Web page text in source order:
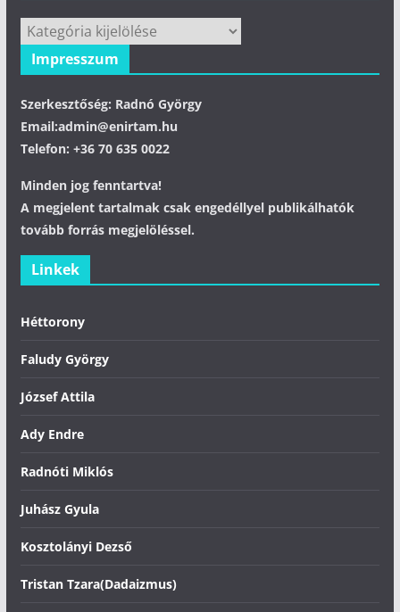
Kategóriák
Impresszum
Szerkesztőség: Radnó György
Email:admin@enirtam.hu
Telefon: +36 70 635 0022
Minden jog fenntartva!
A megjelent tartalmak csak engedéllyel publikálhatók
tovább forrás megjelöléssel.
Linkek
Héttorony
Faludy György
József Attila
Ady Endre
Radnóti Miklós
Juhász Gyula
Kosztolányi Dezső
Tristan Tzara(Dadaizmus)